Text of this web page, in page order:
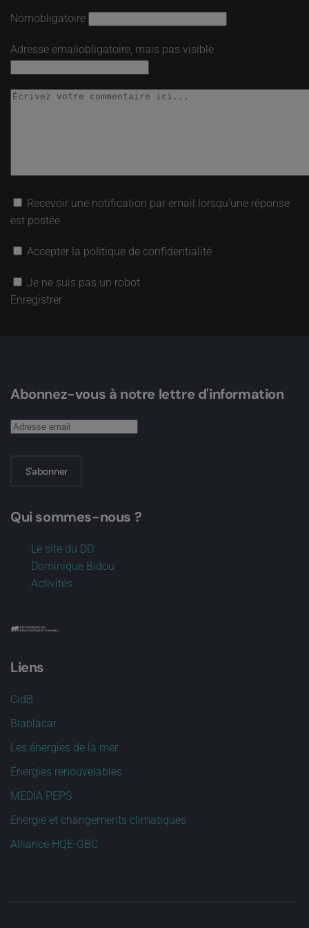
Nomobligatoire
Adresse emailobligatoire, mais pas visible
Recevoir une notification par email lorsqu’une réponse
est postée
Accepter la politique de confidentialité
Je ne suis pas un robot
Enregistrer
Abonnez-vous à notre lettre d'information
S'abonner
Qui sommes-nous ?
Le site du DD
Dominique Bidou
Activités
Liens
CidB
Blablacar
Les énergies de la mer
Énergies renouvelables
MEDIA PEPS
Energie et changements climatiques
Alliance HQE-GBC